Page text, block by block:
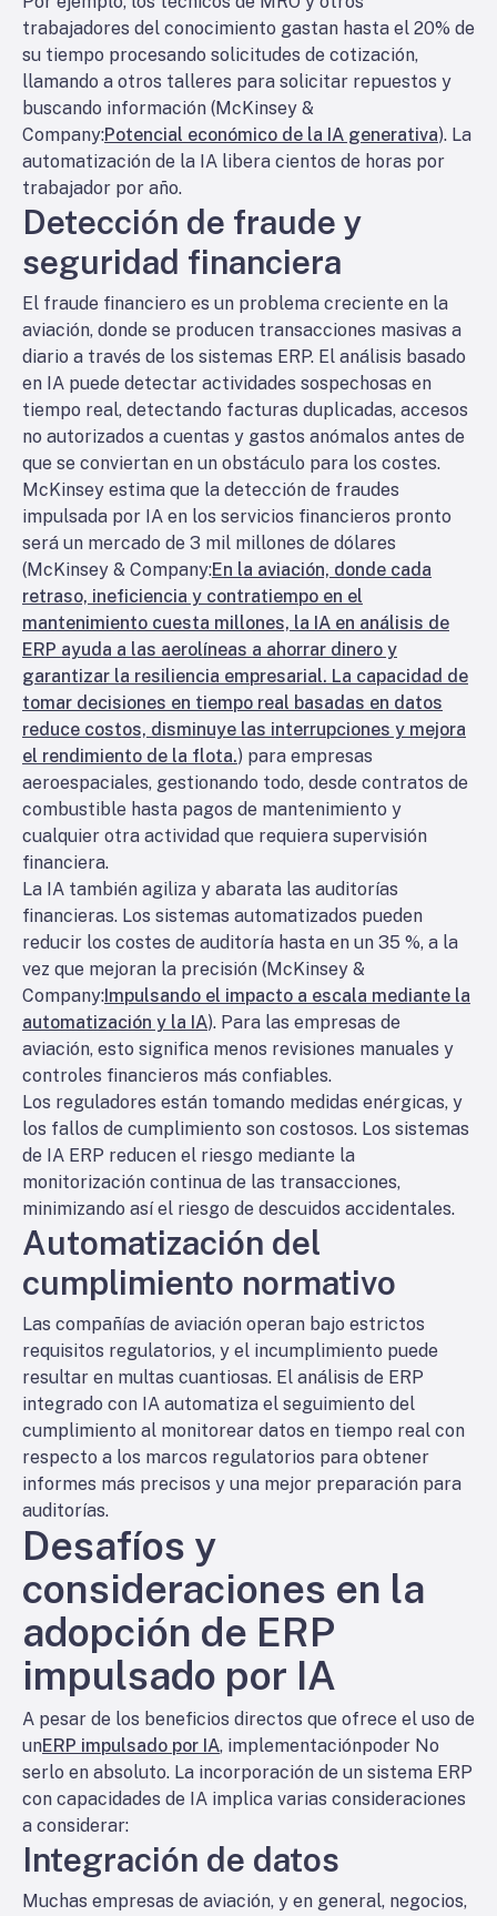
trabajadores del conocimiento gastan hasta el 20% de
su tiempo procesando solicitudes de cotización,
llamando a otros talleres para solicitar repuestos y
buscando información (McKinsey &
Company:Potencial económico de la IA generativa). La
automatización de la IA libera cientos de horas por
trabajador por año.
Detección de fraude y
seguridad financiera
El fraude financiero es un problema creciente en la
aviación, donde se producen transacciones masivas a
diario a través de los sistemas ERP. El análisis basado
en IA puede detectar actividades sospechosas en
tiempo real, detectando facturas duplicadas, accesos
no autorizados a cuentas y gastos anómalos antes de
que se conviertan en un obstáculo para los costes.
McKinsey estima que la detección de fraudes
impulsada por IA en los servicios financieros pronto
será un mercado de 3 mil millones de dólares
(McKinsey & Company:En la aviación, donde cada
retraso, ineficiencia y contratiempo en el
mantenimiento cuesta millones, la IA en análisis de
ERP ayuda a las aerolíneas a ahorrar dinero y
garantizar la resiliencia empresarial. La capacidad de
tomar decisiones en tiempo real basadas en datos
reduce costos, disminuye las interrupciones y mejora
el rendimiento de la flota.) para empresas
aeroespaciales, gestionando todo, desde contratos de
combustible hasta pagos de mantenimiento y
cualquier otra actividad que requiera supervisión
financiera.
La IA también agiliza y abarata las auditorías
financieras. Los sistemas automatizados pueden
reducir los costes de auditoría hasta en un 35 %, a la
vez que mejoran la precisión (McKinsey &
Company: Impulsando el impacto a escala mediante la
automatización y la IA). Para las empresas de
aviación, esto significa menos revisiones manuales y
controles financieros más confiables.
Los reguladores están tomando medidas enérgicas, y
los fallos de cumplimiento son costosos. Los sistemas
de IA ERP reducen el riesgo mediante la
monitorización continua de las transacciones,
minimizando así el riesgo de descuidos accidentales.
Automatización del
cumplimiento normativo
Las compañías de aviación operan bajo estrictos
requisitos regulatorios, y el incumplimiento puede
resultar en multas cuantiosas. El análisis de ERP
integrado con IA automatiza el seguimiento del
cumplimiento al monitorear datos en tiempo real con
respecto a los marcos regulatorios para obtener
informes más precisos y una mejor preparación para
auditorías.
Desafíos y
consideraciones en la
adopción de ERP
impulsado por IA
A pesar de los beneficios directos que ofrece el uso de
unERP impulsado por IA, implementaciónpoder No
serlo en absoluto. La incorporación de un sistema ERP
con capacidades de IA implica varias consideraciones
a considerar:
Integración de datos
Muchas empresas de aviación, y en general, negocios,